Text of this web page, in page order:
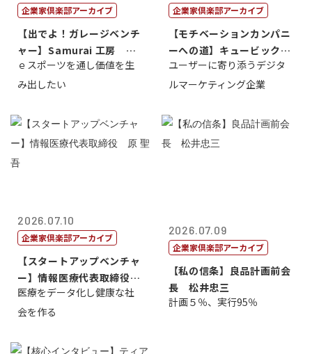
企業家倶楽部アーカイブ
【出でよ！ガレージベンチ
ャー】Samurai 工房 代
表取締...
ｅスポーツを通し価値を生
み出したい
企業家倶楽部アーカイブ
【モチベーションカンパニ
ーへの道】キュービック代
表取締役CE...
ユーザーに寄り添うデジタ
ルマーケティング企業
2026.07.10
企業家倶楽部アーカイブ
【スタートアップベンチャ
ー】情報医療代表取締役
原 聖吾
医療をデータ化し健康な社
会を作る
2026.07.09
企業家倶楽部アーカイブ
【私の信条】良品計画前会
長 松井忠三
計画５％、実行95％